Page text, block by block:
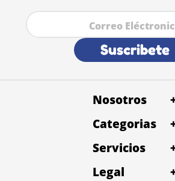
Suscribete
Nosotros
Categorias
Servicios
Legal